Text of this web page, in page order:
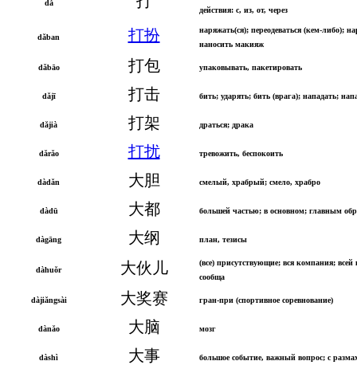
dǎ
действия: с, из, от, через
dǎban 打扮
наряжать(ся); переодеваться (кем-либо);
наносить макияж
dǎbāo 打包 упаковывать, пакетировать
dǎjī 打击 бить; ударять; бить (врага); нападать;
dǎjià 打架 драться; драка
dǎrǎo 打扰 тревожить, беспокоить
dàdǎn 大胆 смелый, храбрый; смело, храбро
dàdū 大都 большей частью; в основном; главным
dàgāng 大纲 план, тезисы
dàhuǒr 大伙儿
(все) присутствующие; вся компания;
сообща
dàjiǎngsài 大奖赛 гран-при (спортивное соревнование)
dànǎo 大脑 мозг
dàshì 大事 большое событие, важный вопрос; с